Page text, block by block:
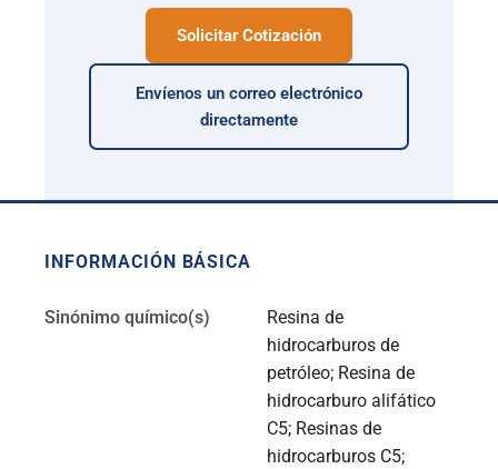
Solicitar Cotización
Envíenos un correo electrónico
directamente
INFORMACIÓN BÁSICA
Sinónimo químico(s)
Resina de
hidrocarburos de
petróleo; Resina de
hidrocarburo alifático
C5; Resinas de
hidrocarburos C5;